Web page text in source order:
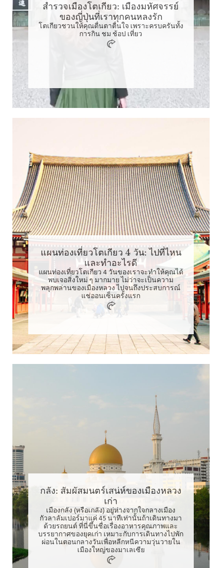
สำรวจเมืองโตเกียว: เมืองมหัศจรรย์
ของญี่ปุ่นที่เราทุกคนหลงรัก
โตเกียวชวนให้คุณตื่นตาตื่นใจ เพราะครบครันทั้ง
การกิน ชม ช้อป เที่ยว
แผนท่องเที่ยวโตเกียว 4 วัน: ไปที่ไหน
และทำอะไรดี
แผนท่องเที่ยวโตเกียว 4 วันของเราจะทำให้คุณได้
พบเจอสิ่งใหม่ ๆ มากมาย ไม่ว่าจะเป็นความ
พลุกพล่านของเมืองหลวง ไปจนถึงประสบการณ์
แช่ออนเซ็นครั้งแรก
กลัง: สัมผัสมนตร์เสน่ห์ของเมืองหลวง
เก่า
เมืองกลัง (หรือเกลัง) อยู่ห่างจากใจกลางเมือง
กัวลาลัมเปอร์มาแค่ 45 นาทีเท่านั้นถ้าเดินทางมา
ด้วยรถยนต์ ที่นี่ขึ้นชื่อเรื่องอาหารคุณภาพและ
บรรยากาศของยุคเก่า เหมาะกับการเดินทางไปพัก
ผ่อนในตอนกลางวันเพื่อหลีกหนีความวุ่นวายใน
เมืองใหญ่ของมาเลเซีย